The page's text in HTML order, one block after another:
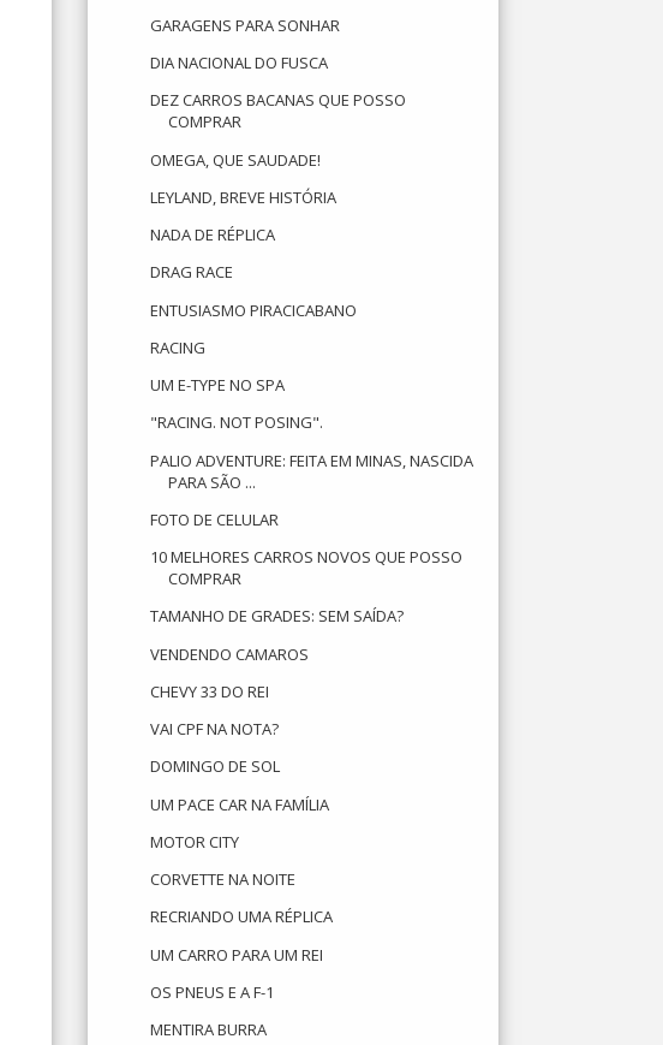
GARAGENS PARA SONHAR
DIA NACIONAL DO FUSCA
DEZ CARROS BACANAS QUE POSSO
COMPRAR
OMEGA, QUE SAUDADE!
LEYLAND, BREVE HISTÓRIA
NADA DE RÉPLICA
DRAG RACE
ENTUSIASMO PIRACICABANO
RACING
UM E-TYPE NO SPA
"RACING. NOT POSING".
PALIO ADVENTURE: FEITA EM MINAS, NASCIDA
PARA SÃO ...
FOTO DE CELULAR
10 MELHORES CARROS NOVOS QUE POSSO
COMPRAR
TAMANHO DE GRADES: SEM SAÍDA?
VENDENDO CAMAROS
CHEVY 33 DO REI
VAI CPF NA NOTA?
DOMINGO DE SOL
UM PACE CAR NA FAMÍLIA
MOTOR CITY
CORVETTE NA NOITE
RECRIANDO UMA RÉPLICA
UM CARRO PARA UM REI
OS PNEUS E A F-1
MENTIRA BURRA